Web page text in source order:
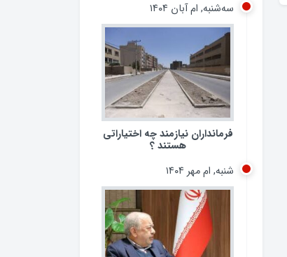
سه‌شنبه, ام آبان ۱۴۰۴
فرمانداران نیازمند چه اختیاراتی
هستند ؟
شنبه, ام مهر ۱۴۰۴